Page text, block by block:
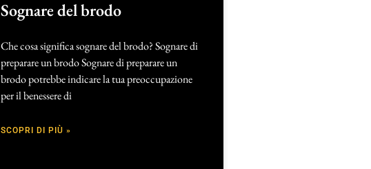
Sognare del brodo
Che cosa significa sognare del brodo? Sognare di
preparare un brodo Sognare di preparare un
brodo potrebbe indicare la tua preoccupazione
per il benessere di
SCOPRI DI PIÙ »